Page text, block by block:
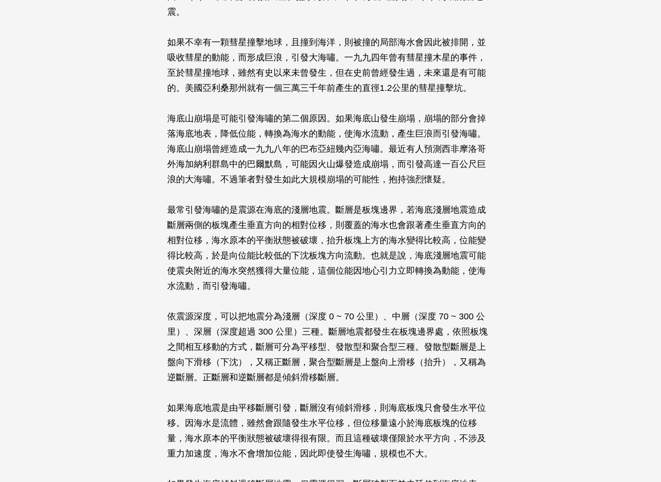
震。
如果不幸有一顆彗星撞擊地球，且撞到海洋，則被撞的局部海水會因此被排開，並
吸收彗星的動能，而形成巨浪，引發大海嘯。一九九四年曾有彗星撞木星的事件，
至於彗星撞地球，雖然有史以來未曾發生，但在史前曾經發生過，未來還是有可能
的。美國亞利桑那州就有一個三萬三千年前產生的直徑1.2公里的彗星撞擊坑。
海底山崩塌是可能引發海嘯的第二個原因。如果海底山發生崩塌，崩塌的部分會掉
落海底地表，降低位能，轉換為海水的動能，使海水流動，產生巨浪而引發海嘯。
海底山崩塌曾經造成一九九八年的巴布亞紐幾內亞海嘯。最近有人預測西非摩洛哥
外海加納利群島中的巴爾默島，可能因火山爆發造成崩塌，而引發高達一百公尺巨
浪的大海嘯。不過筆者對發生如此大規模崩塌的可能性，抱持強烈懷疑。
最常引發海嘯的是震源在海底的淺層地震。斷層是板塊邊界，若海底淺層地震造成
斷層兩側的板塊產生垂直方向的相對位移，則覆蓋的海水也會跟著產生垂直方向的
相對位移，海水原本的平衡狀態被破壞，抬升板塊上方的海水變得比較高，位能變
得比較高，於是向位能比較低的下沈板塊方向流動。也就是說，海底淺層地震可能
使震央附近的海水突然獲得大量位能，這個位能因地心引力立即轉換為動能，使海
水流動，而引發海嘯。
依震源深度，可以把地震分為淺層（深度 0 ~ 70 公里）、中層（深度 70 ~ 300 公
里）、深層（深度超過 300 公里）三種。斷層地震都發生在板塊邊界處，依照板塊
之間相互移動的方式，斷層可分為平移型、發散型和聚合型三種。發散型斷層是上
盤向下滑移（下沈），又稱正斷層，聚合型斷層是上盤向上滑移（抬升），又稱為
逆斷層。正斷層和逆斷層都是傾斜滑移斷層。
如果海底地震是由平移斷層引發，斷層沒有傾斜滑移，則海底板塊只會發生水平位
移。因海水是流體，雖然會跟隨發生水平位移，但位移量遠小於海底板塊的位移
量，海水原本的平衡狀態被破壞得很有限。而且這種破壞僅限於水平方向，不涉及
重力加速度，海水不會增加位能，因此即使發生海嘯，規模也不大。